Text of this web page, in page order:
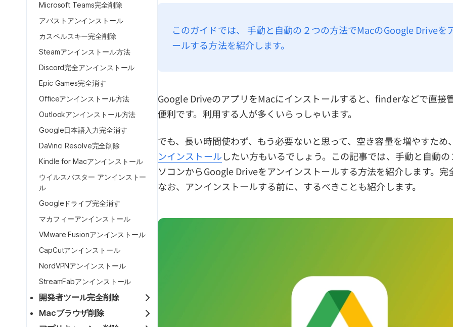
Microsoft Teams完全削除
アバストアンインストール
カスペルスキー完全削除
Steamアンインストール方法
Discord完全アンインストール
Epic Games完全消す
Officeアンインストール方法
Outlookアンインストール方法
Google日本語入力完全消す
DaVinci Resolve完全削除
Kindle for Macアンインストール
ウイルスバスター アンインストー
ル
Googleドライブ完全消す
マカフィーアンインストール
VMware Fusionアンインストール
CapCutアンインストール
NordVPNアンインストール
StreamFabアンインストール
開発者ツール完全削除
Macブラウザ削除
このガイドでは、 手動と自動の２つの方法でMacのGoogle Driveを
ールする方法を紹介します。
Google DriveのアプリをMacにインストールすると、finderなどで直接
便利です。利用する人が多くいらっしゃいます。
でも、長い時間使わず、もう必要ないと思って、空き容量を増やすため
ンインストールしたい方もいるでしょう。この記事では、手動と自動
ソコンからGoogle Driveをアンインストールする方法を紹介します。完
なお、アンインストールする前に、するべきことも紹介します。